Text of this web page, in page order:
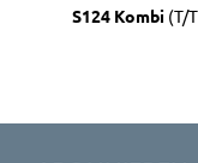
S124 Kombi (T/